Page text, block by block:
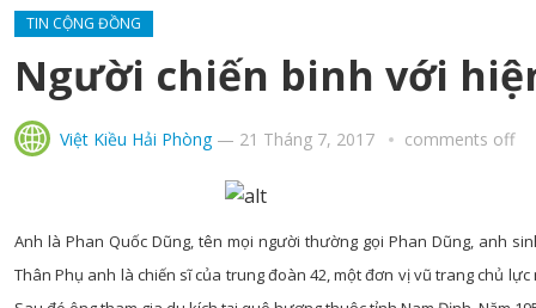
TIN CỘNG ĐỒNG
Người chiến binh với
Việt Kiều Hải Phòng— 21 Tháng 7, 2017 comments off
Anh là Phan Quốc Dũng, tên mọi người thường gọi Phan Dũng, anh
Thân Phụ anh là chiến sĩ của trung đoàn 42, một đơn vị vũ trang chủ